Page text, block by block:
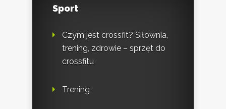
Sport
Czym jest crossfit? Siłownia,
trening, zdrowie – sprzęt do
crossfitu
Trening